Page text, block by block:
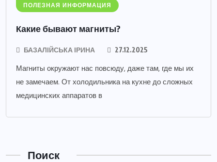
ПОЛЕЗНАЯ ИНФОРМАЦИЯ
Какие бывают магниты?
БАЗАЛІЙСЬКА ІРИНА 27.12.2025
Магниты окружают нас повсюду, даже там, где мы их
не замечаем. От холодильника на кухне до сложных
медицинских аппаратов в
Поиск